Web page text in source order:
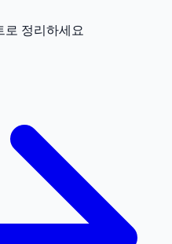
로 정리하세요